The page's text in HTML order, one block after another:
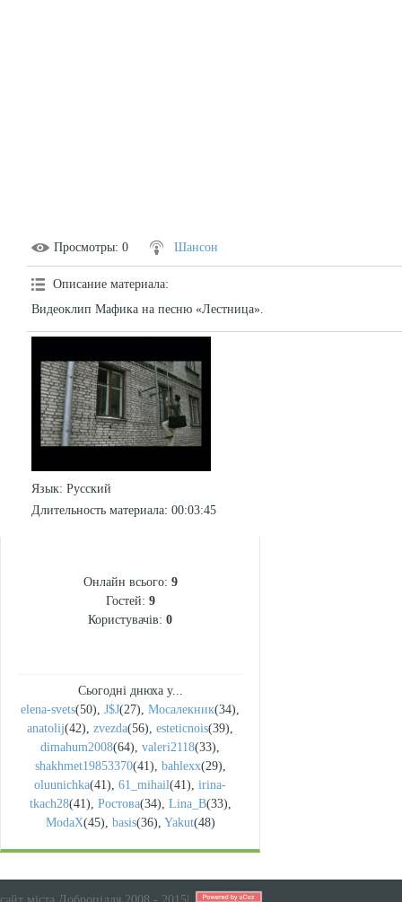
Просмотры: 0 Шансон
Описание материала:
Видеоклип Мафика на песню «Лестница».
Язык: Русский
Длительность материала: 00:03:45
Онлайн всього: 9
Гостей: 9
Користувачів: 0
Сьогодні днюха у...
elena-svets(50), J$J(27), Мосалекник(34),
anatolij(42), zvezda(56), esteticnois(39),
dimahum2008(64), valeri2118(33),
shakhmet19853370(41), bahlexx(29),
oluunichka(41), 61_mihail(41), irina-
tkach28(41), Ростова(34), Lina_B(33),
ModaX(45), basis(36), Yakut(48)